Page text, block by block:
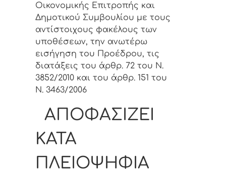
Οικονομικής Επιτροπής και
Δημοτικού Συμβουλίου με τους
αντίστοιχους φακέλους των
υποθέσεων, την ανωτέρω
εισήγηση του Προέδρου, τις
διατάξεις του άρθρ. 72 του Ν.
3852/2010 και του άρθρ. 151 του
Ν. 3463/2006
ΑΠΟΦΑΣΙΖΕΙ
ΚΑΤΑ
ΠΛΕΙΟΨΗΦΙΑ